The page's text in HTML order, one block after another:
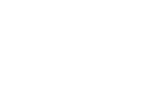
Por otra parte, la
Alamillo, con el que dará
biodiversidad en el
los participantes. Dicho
quedará instalado en las